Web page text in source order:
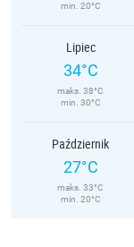
min. 20°C
Lipiec
34°C
maks. 38°C
min. 30°C
Październik
27°C
maks. 33°C
min. 20°C